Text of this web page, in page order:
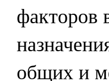
факторов
общих и